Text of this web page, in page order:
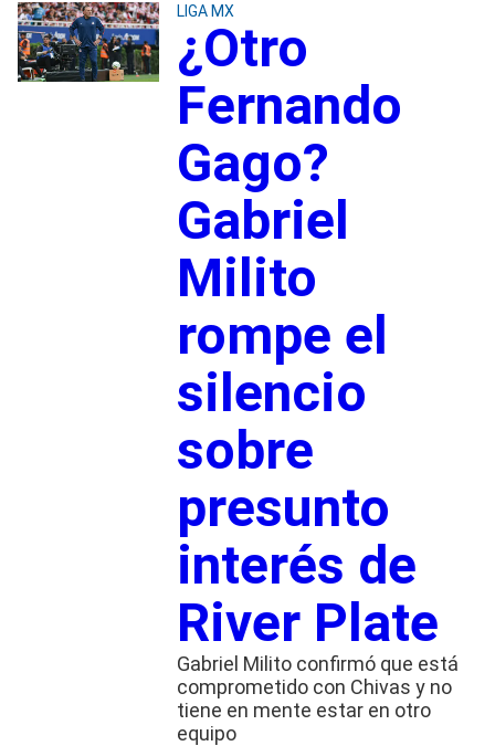
LIGA MX
¿Otro
Fernando
Gago?
Gabriel
Milito
rompe el
silencio
sobre
presunto
interés de
River Plate
Gabriel Milito confirmó que está
comprometido con Chivas y no
tiene en mente estar en otro
equipo